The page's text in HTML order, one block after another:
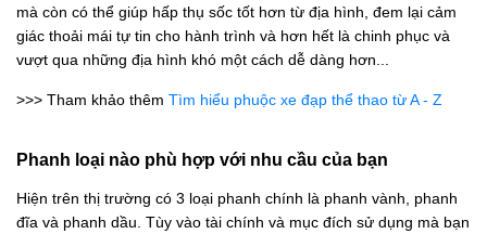
mà còn có thể giúp hấp thụ sốc tốt hơn từ địa hình, đem lại cảm
giác thoải mái tự tin cho hành trình và hơn hết là chinh phục và
vượt qua những địa hình khó một cách dễ dàng hơn...
>>> Tham khảo thêm Tìm hiểu phuộc xe đạp thể thao từ A - Z
Phanh loại nào phù hợp với nhu cầu của bạn
Hiện trên thị trường có 3 loại phanh chính là phanh vành, phanh
đĩa và phanh dầu. Tùy vào tài chính và mục đích sử dụng mà bạn